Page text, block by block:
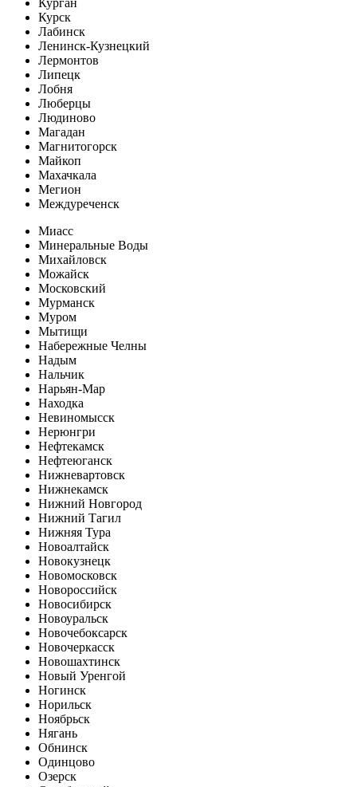
Курск
Лабинск
Ленинск-Кузнецкий
Лермонтов
Липецк
Лобня
Люберцы
Людиново
Магадан
Магнитогорск
Майкоп
Махачкала
Мегион
Междуреченск
Миасс
Минеральные Воды
Михайловск
Можайск
Московский
Мурманск
Муром
Мытищи
Набережные Челны
Надым
Нальчик
Нарьян-Мар
Находка
Невиномысск
Нерюнгри
Нефтекамск
Нефтеюганск
Нижневартовск
Нижнекамск
Нижний Новгород
Нижний Тагил
Нижняя Тура
Новоалтайск
Новокузнецк
Новомосковск
Новороссийск
Новосибирск
Новоуральск
Новочебоксарск
Новочеркасск
Новошахтинск
Новый Уренгой
Ногинск
Норильск
Ноябрьск
Нягань
Обнинск
Одинцово
Озерск